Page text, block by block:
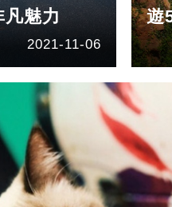
魅力
2021-11-06
遊